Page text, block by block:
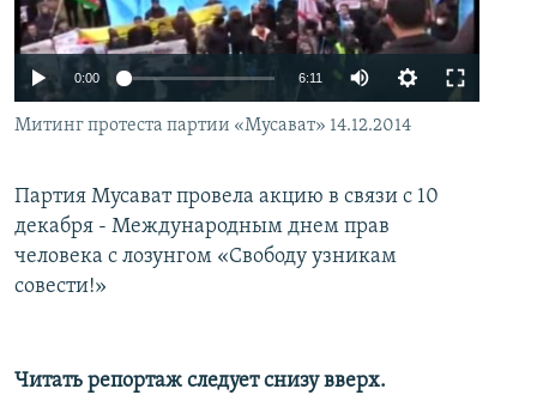
İNFOQRAFIKA
KARIKATURA
AZƏRBAYCAN ƏDƏBIYYATI KITABXANASI
İSLAM VƏ DEMOKRATIYA
MISSIYAMIZ
PEŞƏ ETIKASI VƏ JURNALISTIKA STANDARTLARIMIZ
BIZIMLƏ ƏLAQƏ
XƏBƏR BÜLLETENLƏRIMIZ
BIZI IZLƏ
0:00 6:11
Митинг протеста партии «Мусават» 14.12.2014
Партия Мусават провела акцию в связи с 10
декабря - Международным днем прав
человека с лозунгом «Свободу узникам
совести!»
Читать репортаж следует снизу вверх.